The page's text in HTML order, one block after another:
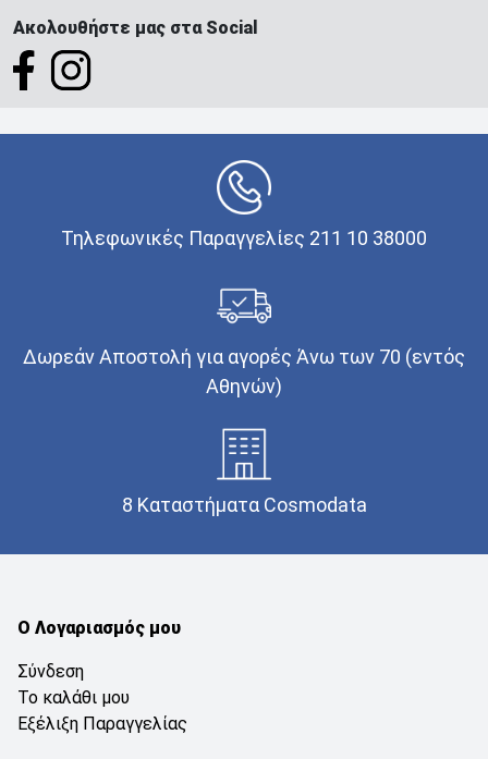
Ακολουθήστε μας στα Social
Τηλεφωνικές Παραγγελίες 211 10 38000
Δωρεάν Αποστολή για αγορές Άνω των 70 (εντός
Αθηνών)
8 Καταστήματα Cosmodata
Ο Λογαριασμός μου
Σύνδεση
Το καλάθι μου
Εξέλιξη Παραγγελίας